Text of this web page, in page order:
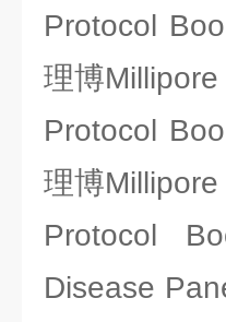
Protocol
理博
Protocol
理博
Protocol
Disease